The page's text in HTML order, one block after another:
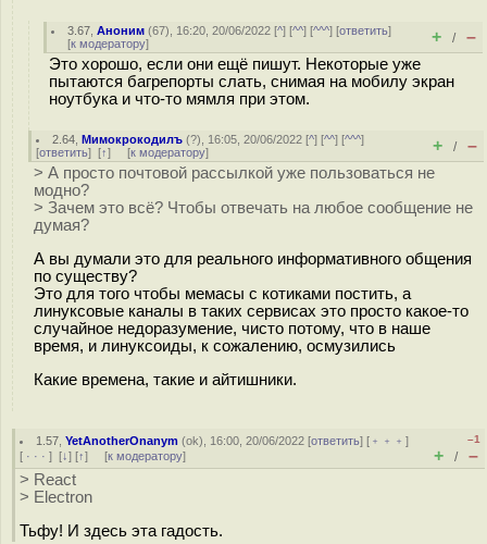
3.67 ,Аноним (67), 16:20, 20/06/2022 [^] [^^] [^^^] [ответить]
[к модератору] + / –
Это хорошо, если они ещё пишут. Некоторые уже
пытаются багрепорты слать, снимая на мобилу экран
ноутбука и что-то мямля при этом.
2.64 ,Мимокрокодилъ (?), 16:05, 20/06/2022 [^] [^^] [^^^]
[ответить] [↑] [к модератору] + / –
> А просто почтовой рассылкой уже пользоваться не
модно?
> Зачем это всё? Чтобы отвечать на любое сообщение не
думая?
А вы думали это для реального информативного общения
по существу?
Это для того чтобы мемасы с котиками постить, а
линуксовые каналы в таких сервисах это просто какое-то
случайное недоразумение, чисто потому, что в наше
время, и линуксоиды, к сожалению, осмузились
Какие времена, такие и айтишники.
1.57 ,YetAnotherOnanym (ok), 16:00, 20/06/2022 [ответить] [ ﹢﹢﹢]
[ · · · ] [↓] [↑] [к модератору]
–1
+ / –
> React
> Electron
Тьфу! И здесь эта гадость.